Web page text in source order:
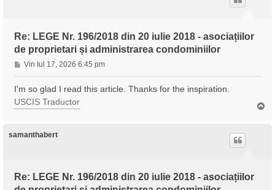
Re: LEGE Nr. 196/2018 din 20 iulie 2018 - asociațiilor
de proprietari și administrarea condominiilor
M
e
s
a
j
Vin Iul 17, 2026 6:45 pm
I'm so glad I read this article. Thanks for the inspiration.
USCIS Traductor
samanthabert
Re: LEGE Nr. 196/2018 din 20 iulie 2018 - asociațiilor